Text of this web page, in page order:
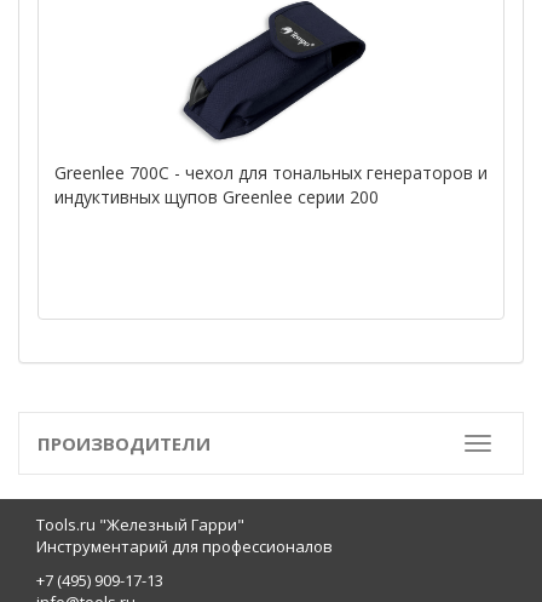
Greenlee 700C - чехол для тональных генераторов и
индуктивных щупов Greenlee серии 200
Toggle
ПРОИЗВОДИТЕЛИ
Tools.ru "Железный Гарри"
Инструментарий для профессионалов
+7 (495) 909-17-13